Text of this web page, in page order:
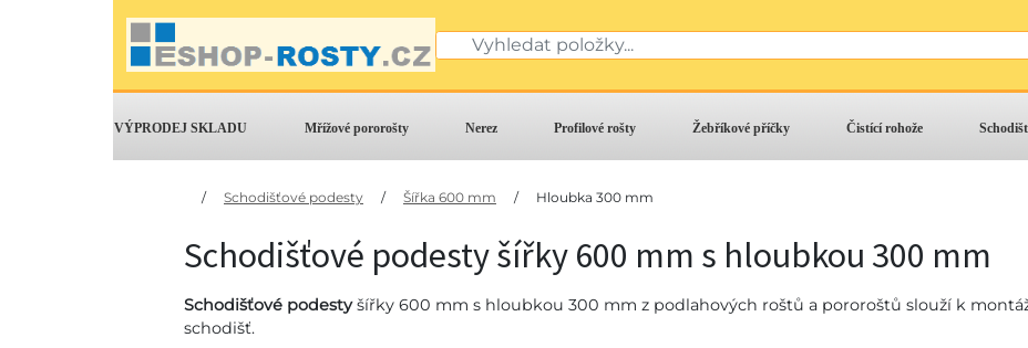
VÝPRODEJ SKLADU Mřížové pororošty Nerez Profilové rošty Žebříkové příčky Čistící rohože
/ Schodišťové podesty / Šířka 600 mm / Hloubka 300 mm
Schodišťové podesty šířky 600 mm s hloubkou 300 mm
Schodišťové podestyšířky 600 mm s hloubkou 300 mm z podlahových roštů a pororoštů slouží k
schodišť.